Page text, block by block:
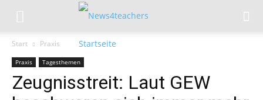
Start Praxis
Praxis Tagesthemen
Zeugnisstreit: Laut GEW